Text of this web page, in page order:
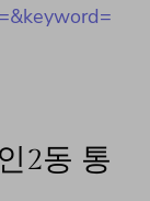
2동 통